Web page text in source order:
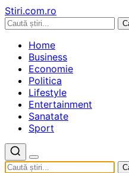
Stiri.com.ro
Home
Business
Economie
Politica
Lifestyle
Entertainment
Sanatate
Sport